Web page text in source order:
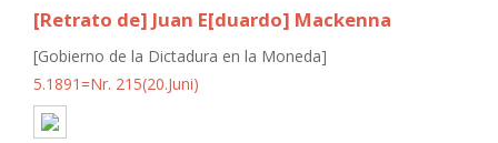
[Retrato de] Juan E[duardo] Mackenna
[Gobierno de la Dictadura en la Moneda]
5.1891=Nr. 215(20.Juni)